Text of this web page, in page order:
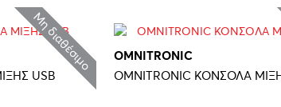
Μη διαθέσιμο
OMNITRONIC ΚΟΝΣΟΛΑ ΜΙΞΗΣ USB
OMNITRONIC